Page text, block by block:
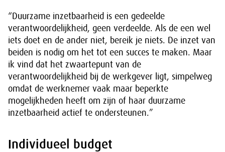
“Duurzame inzetbaarheid is een gedeelde
verantwoordelijkheid, geen verdeelde. Als de een wel
iets doet en de ander niet, bereik je niets. De inzet van
beiden is nodig om het tot een succes te maken. Maar
ik vind dat het zwaartepunt van de
verantwoordelijkheid bij de werkgever ligt, simpelweg
omdat de werknemer vaak maar beperkte
mogelijkheden heeft om zijn of haar duurzame
inzetbaarheid actief te ondersteunen.”
Individueel budget